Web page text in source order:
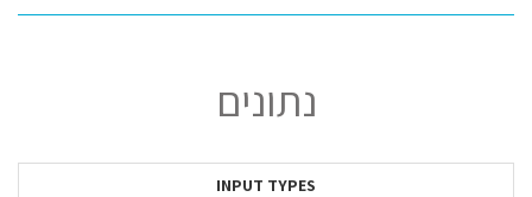
נתונים
INPUT TYPES